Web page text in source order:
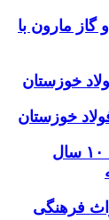
مارون با
خوزستان
خوزستان
از چرخ‌دنده‌های صنعت تا مسیر عشق؛ ۱۰ سال
فرهنگی